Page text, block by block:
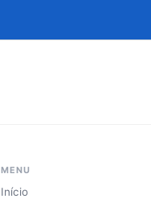
MENU
Início